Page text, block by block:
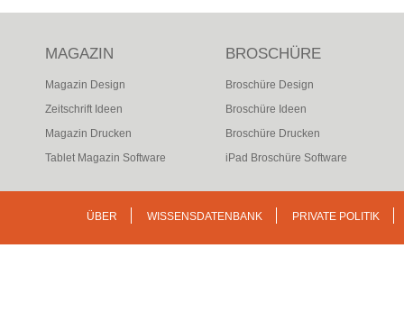
MAGAZIN
Magazin Design
Zeitschrift Ideen
Magazin Drucken
Tablet Magazin Software
BROSCHÜRE
Broschüre Design
Broschüre Ideen
Broschüre Drucken
iPad Broschüre Software
ÜBER WISSENSDATENBANK PRIVATE POLITIK